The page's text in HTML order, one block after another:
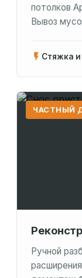
потолков
Вывоз
Стяжка и
ЧАСТНЫЙ
Ручной